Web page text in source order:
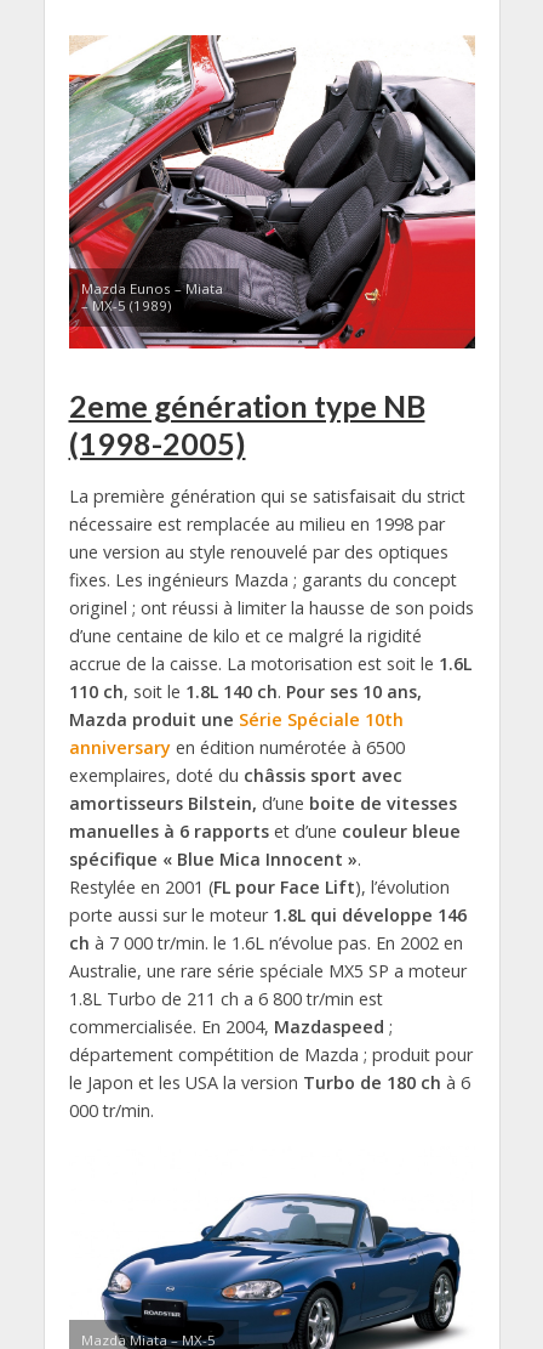
Mazda Eunos – Miata
– MX-5 (1989)
2eme génération type NB
(1998-2005)
La première génération qui se satisfaisait du strict
nécessaire est remplacée au milieu en 1998 par
une version au style renouvelé par des optiques
fixes. Les ingénieurs Mazda ; garants du concept
originel ; ont réussi à limiter la hausse de son poids
d’une centaine de kilo et ce malgré la rigidité
accrue de la caisse. La motorisation est soit le 1.6L
110 ch, soit le 1.8L 140 ch. Pour ses 10 ans,
Mazda produit une Série Spéciale 10th
anniversaryen édition numérotée à 6500
exemplaires, doté du châssis sport avec
amortisseurs Bilstein, d’une boite de vitesses
manuelles à 6 rapports et d’une couleur bleue
spécifique « Blue Mica Innocent ».
Restylée en 2001 (FL pour Face Lift), l’évolution
porte aussi sur le moteur 1.8L qui développe 146
ch à 7 000 tr/min. le 1.6L n’évolue pas. En 2002 en
Australie, une rare série spéciale MX5 SP a moteur
1.8L Turbo de 211 ch a 6 800 tr/min est
commercialisée. En 2004, Mazdaspeed ;
département compétition de Mazda ; produit pour
le Japon et les USA la version Turbo de 180 ch à 6
000 tr/min.
Mazda Miata – MX-5